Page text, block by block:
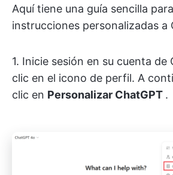
Aquí tiene una guía sencilla
instrucciones personalizadas a
1. Inicie sesión en su cuenta de
clic en el icono de perfil. A
clic en Personalizar ChatGPT .